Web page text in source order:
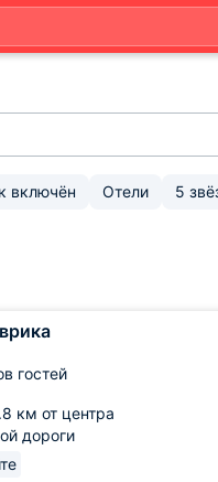
включён Отели 5
гостей
км от центра
дороги